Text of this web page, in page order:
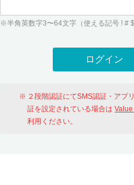
※半角英数字3〜64文字（使える記号 ! # $
２段階認証にてSMS認証・アプ
証を設定されている場合は
利用ください。